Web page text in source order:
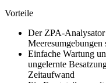
Vorteile
Der ZPA-
Meeresumgebungen
Einfache Wartung
ungelernte
Zeitaufwand